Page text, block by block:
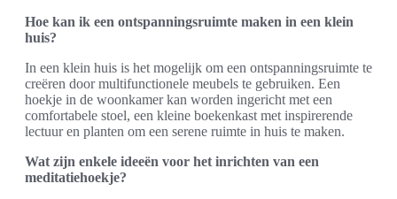
Hoe kan ik een ontspanningsruimte maken in een klein
huis?
In een klein huis is het mogelijk om een ontspanningsruimte te
creëren door multifunctionele meubels te gebruiken. Een
hoekje in de woonkamer kan worden ingericht met een
comfortabele stoel, een kleine boekenkast met inspirerende
lectuur en planten om een serene ruimte in huis te maken.
Wat zijn enkele ideeën voor het inrichten van een
meditatiehoekje?